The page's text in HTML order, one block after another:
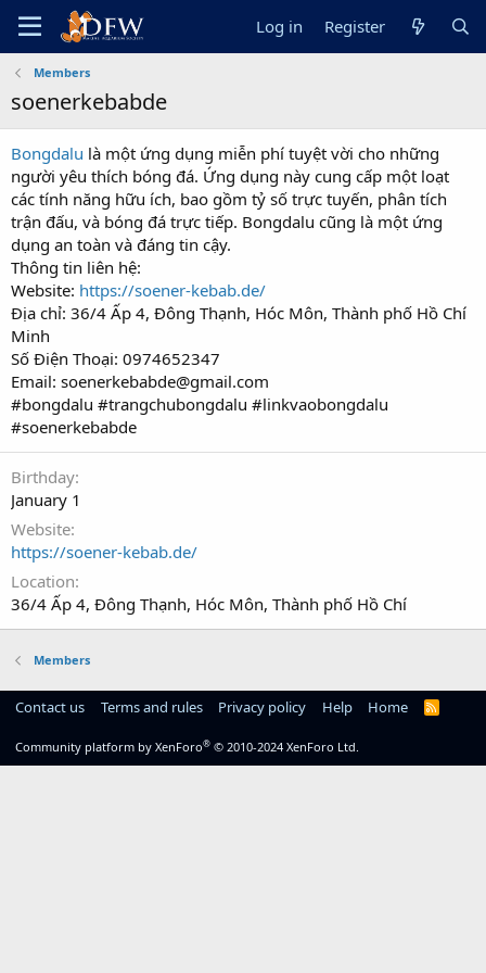
Log in Register
Members
soenerkebabde
Bongdalu là một ứng dụng miễn phí tuyệt vời cho những
người yêu thích bóng đá. Ứng dụng này cung cấp một loạt
các tính năng hữu ích, bao gồm tỷ số trực tuyến, phân tích
trận đấu, và bóng đá trực tiếp. Bongdalu cũng là một ứng
dụng an toàn và đáng tin cậy.
Thông tin liên hệ:
Website: https://soener-kebab.de/
Địa chỉ: 36/4 Ấp 4, Đông Thạnh, Hóc Môn, Thành phố Hồ Chí
Minh
Số Điện Thoại: 0974652347
Email: soenerkebabde@gmail.com
#bongdalu #trangchubongdalu #linkvaobongdalu
#soenerkebabde
Birthday
January 1
Website
https://soener-kebab.de/
Location
36/4 Ấp 4, Đông Thạnh, Hóc Môn, Thành phố Hồ Chí
Members
Contact us Terms and rules Privacy policy Help Home
R
Community platform by XenForo® © 2010-2024 XenForo Ltd.